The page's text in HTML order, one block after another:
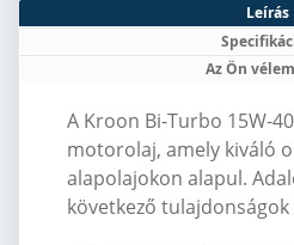
Leírás
Az Ön
A Kroon Bi-Turbo 15W-
motorolaj, amely kiváló
alapolajokon alapul.
következő